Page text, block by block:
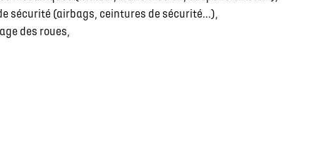
sécurité (airbags, ceintures de sécurité...),
des roues,